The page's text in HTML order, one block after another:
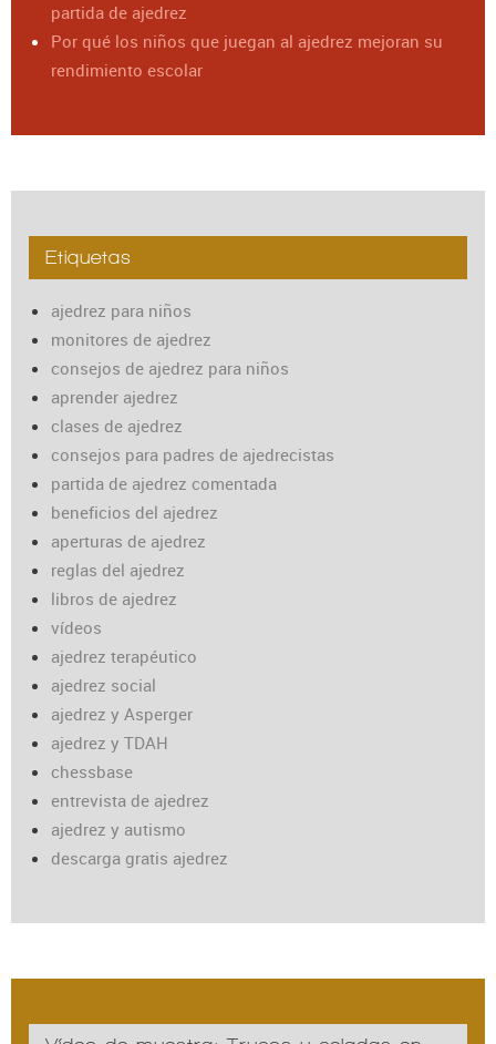
partida de ajedrez
Por qué los niños que juegan al ajedrez mejoran su
rendimiento escolar
Etiquetas
ajedrez para niños
monitores de ajedrez
consejos de ajedrez para niños
aprender ajedrez
clases de ajedrez
consejos para padres de ajedrecistas
partida de ajedrez comentada
beneficios del ajedrez
aperturas de ajedrez
reglas del ajedrez
libros de ajedrez
vídeos
ajedrez terapéutico
ajedrez social
ajedrez y Asperger
ajedrez y TDAH
chessbase
entrevista de ajedrez
ajedrez y autismo
descarga gratis ajedrez